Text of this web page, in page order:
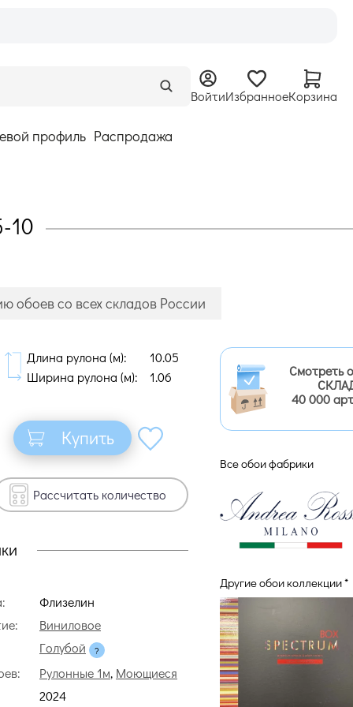
ВойтиИзбранноеКорзина
профиль Распродажа
10
обоев со всех складов России
Длина рулона (м):
10.05
Ширина рулона (м):
1.06
Купить
Рассчитать количество
Флизелин
Виниловое
Голубой
Рулонные 1м, Моющиеся
2024
Смотреть
40 000
Все обои фабрики
Другие обои коллекции *